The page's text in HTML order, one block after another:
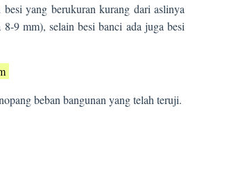
yang berukuran kurang dari aslinya
9 mm), selain besi banci ada juga besi
beban bangunan yang telah teruji.